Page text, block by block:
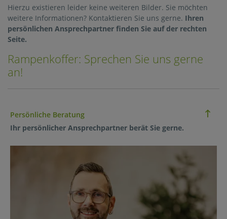
Jobs
Hierzu existieren leider keine weiteren Bilder. Sie möchten
weitere Informationen? Kontaktieren Sie uns gerne. Ihren
persönlichen Ansprechpartner finden Sie auf der rechten
Seite.
Rampenkoffer: Sprechen Sie uns gerne
an!
Persönliche Beratung
Ihr persönlicher Ansprechpartner berät Sie gerne.